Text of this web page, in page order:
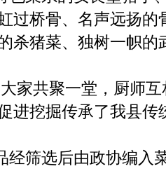
过桥骨、名声远扬的
杀猪菜、独树一帜的
家共聚一堂，厨师
进挖掘传承了我县传
经筛选后由政协编入